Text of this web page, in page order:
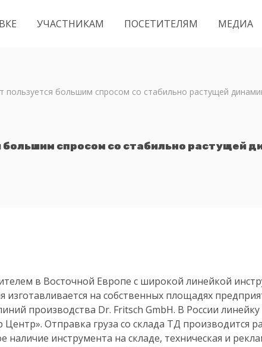
УЧАСТНИКАМ ПОСЕТИТЕЛЯМ МЕДИА
пользуется большим спросом со стабильно растущей
спросом со стабильно растущей
в Восточной Европе с широкой линейкой
на собственных площадях
производства Dr. Fritsch GmbH. В России
Отправка груза со склада ТД
наличие инструмента на складе, техническая и